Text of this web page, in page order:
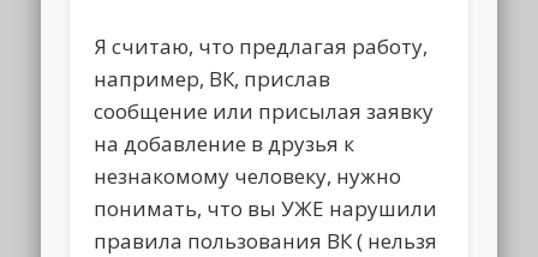
Я считаю, что предлагая работу,
например, ВК, прислав
сообщение или присылая заявку
на добавление в друзья к
незнакомому человеку, нужно
понимать, что вы УЖЕ нарушили
правила пользования ВК ( нельзя